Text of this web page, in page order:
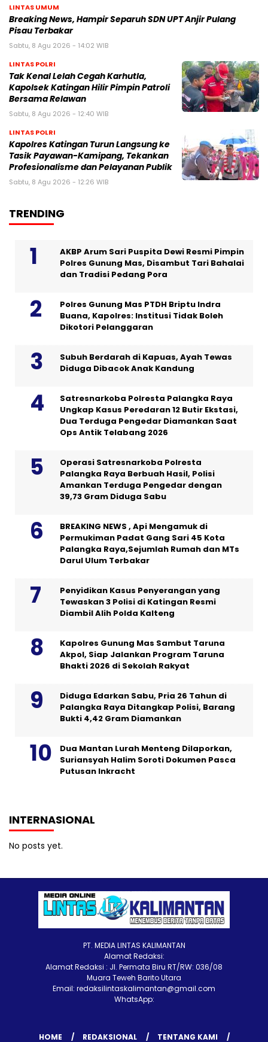
LINTAS UMUM
Breaking News, Hampir Separuh SDN UPT Anjir Pulang
Pisau Terbakar
Sabtu, 8 Agu 2026 - 14:02 WIB
LINTAS POLRI
Tak Kenal Lelah Cegah Karhutla,
Kapolsek Katingan Hilir Pimpin Patroli
Bersama Relawan
Sabtu, 8 Agu 2026 - 12:40 WIB
LINTAS POLRI
Kapolres Katingan Turun Langsung ke
Tasik Payawan-Kamipang, Tekankan
Profesionalisme dan Pelayanan Publik
Sabtu, 8 Agu 2026 - 12:26 WIB
TRENDING
AKBP Arum Sari Puspita Dewi Resmi Pimpin
Polres Gunung Mas, Disambut Tari Bahalai
dan Tradisi Pedang Pora
Polres Gunung Mas PTDH Briptu Indra
Buana, Kapolres: Institusi Tidak Boleh
Dikotori Pelanggaran
Subuh Berdarah di Kapuas, Ayah Tewas
Diduga Dibacok Anak Kandung
Satresnarkoba Polresta Palangka Raya
Ungkap Kasus Peredaran 12 Butir Ekstasi,
Dua Terduga Pengedar Diamankan Saat
Ops Antik Telabang 2026
Operasi Satresnarkoba Polresta
Palangka Raya Berbuah Hasil, Polisi
Amankan Terduga Pengedar dengan
39,73 Gram Diduga Sabu
BREAKING NEWS , Api Mengamuk di
Permukiman Padat Gang Sari 45 Kota
Palangka Raya,Sejumlah Rumah dan MTs
Darul Ulum Terbakar
Penyidikan Kasus Penyerangan yang
Tewaskan 3 Polisi di Katingan Resmi
Diambil Alih Polda Kalteng
Kapolres Gunung Mas Sambut Taruna
Akpol, Siap Jalankan Program Taruna
Bhakti 2026 di Sekolah Rakyat
Diduga Edarkan Sabu, Pria 26 Tahun di
Palangka Raya Ditangkap Polisi, Barang
Bukti 4,42 Gram Diamankan
Dua Mantan Lurah Menteng Dilaporkan,
Suriansyah Halim Soroti Dokumen Pasca
Putusan Inkracht
INTERNASIONAL
No posts yet.
PT. MEDIA LINTAS KALIMANTAN
Alamat Redaksi:
Alamat Redaksi : Jl. Permata Biru RT/RW: 036/08
Muara Teweh Barito Utara
Email: redaksilintaskalimantan@gmail.com
WhatsApp:
HOME REDAKSIONAL TENTANG KAMI